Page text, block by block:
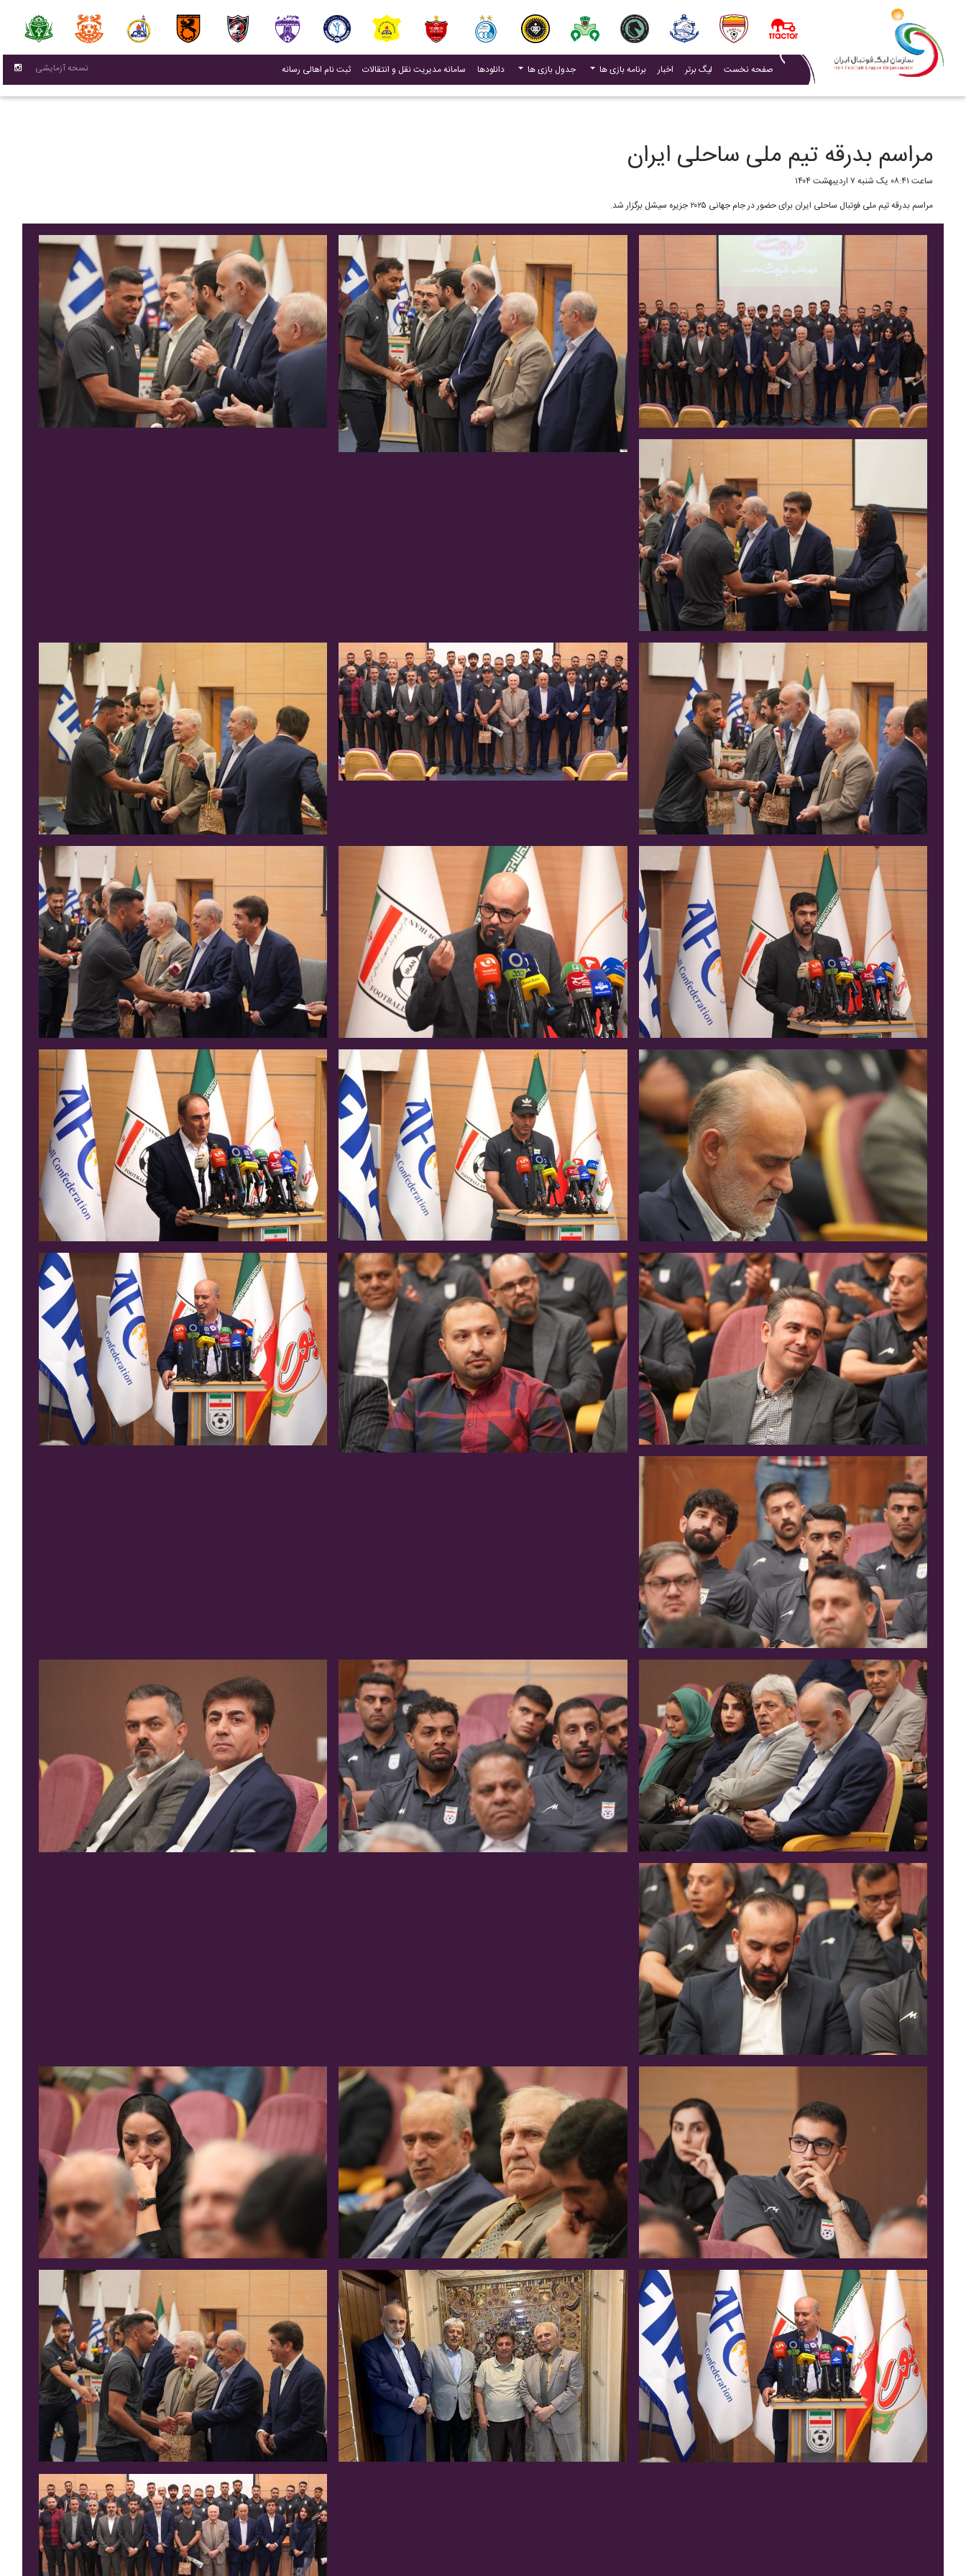
صفحه نخست لیگ برتر اخبار(current) برنامه بازی ها جدول بازی ها دانلودها سامانه مدیریت نقل و انتقالات
(current) ثبت نام اهالی رسانه
(current) نسحه آزمایشی
مراسم بدرقه تیم ملی ساحلی ایران
ساعت ۰۸:۴۱ یک شنبه ۷ اردیبهشت ۱۴۰۴
مراسم بدرقه تیم ملی فوتبال ساحلی ایران برای حضور در جام جهانی ۲۰۲۵ جزیره سیشل برگزار شد.